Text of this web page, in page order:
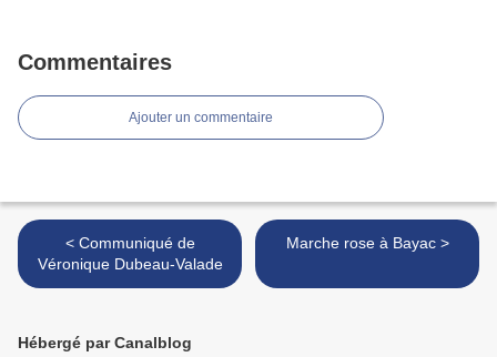
Commentaires
Ajouter un commentaire
< Communiqué de
Véronique Dubeau-Valade
Marche rose à Bayac >
Hébergé par Canalblog